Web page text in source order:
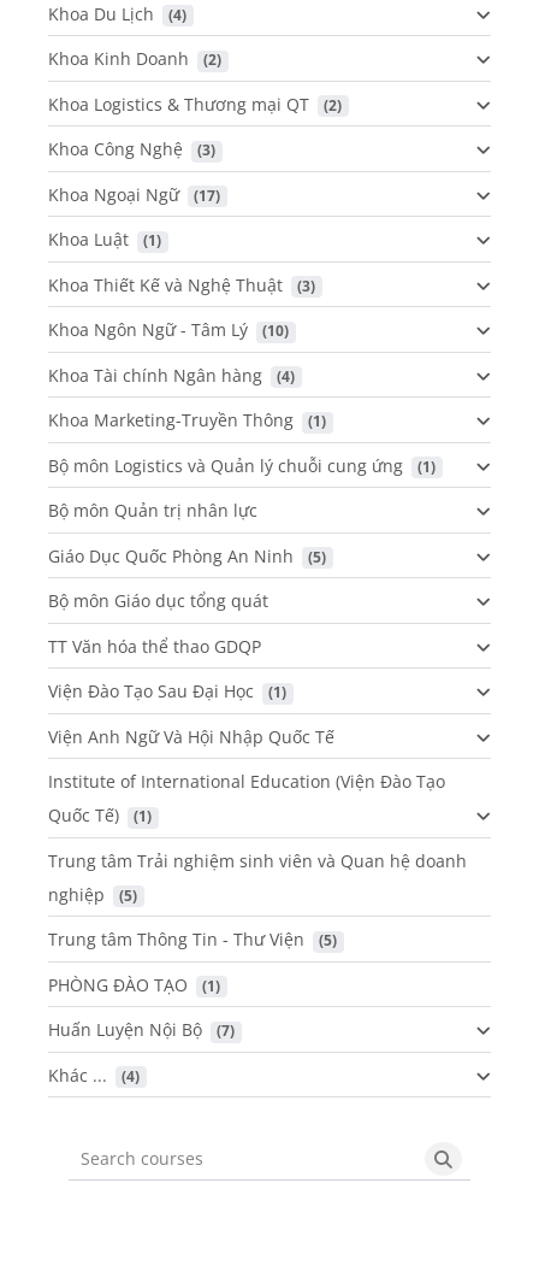
Khoa Du Lịch (4)
Khoa Kinh Doanh (2)
Khoa Logistics & Thương mại QT (2)
Khoa Công Nghệ (3)
Khoa Ngoại Ngữ (17)
Khoa Luật (1)
Khoa Thiết Kế và Nghệ Thuật (3)
Khoa Ngôn Ngữ - Tâm Lý (10)
Khoa Tài chính Ngân hàng (4)
Khoa Marketing-Truyền Thông (1)
Bộ môn Logistics và Quản lý chuỗi cung ứng (1)
Bộ môn Quản trị nhân lực
Giáo Dục Quốc Phòng An Ninh
(5)
Bộ môn Giáo dục tổng quát
TT Văn hóa thể thao GDQP
Viện Đào Tạo Sau Đại Học
(1)
Viện Anh Ngữ Và Hội Nhập Quốc Tế
Institute of International Education (Viện Đào Tạo
Quốc Tế)
(1)
Trung tâm Trải nghiệm sinh viên và Quan hệ doanh
nghiệp
(5)
Trung tâm Thông Tin - Thư Viện (5)
PHÒNG ĐÀO TẠO (1)
Huấn Luyện Nội Bộ (7)
Khác ... (4)
Search courses Search